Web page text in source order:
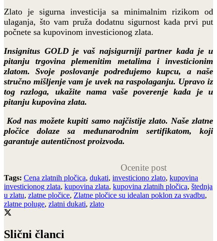
Zlato je sigurna investicija sa minimalnim rizikom od
ulaganja, što vam pruža dodatnu sigurnost kada prvi put
počnete sa kupovinom investicionog zlata.
Insignitus GOLD je vaš najsigurniji partner kada je u
pitanju trgovina plemenitim metalima i investicionim
zlatom. Svoje poslovanje podređujemo kupcu, a naše
stručno mišljenje vam je uvek na raspolaganju. Upravo iz
tog razloga, ukažite nama vaše poverenje kada je u
pitanju kupovina zlata.
Kod nas možete kupiti samo najčistije zlato. Naše zlatne
pločice dolaze sa međunarodnim sertifikatom, koji
garantuje autentičnost proizvoda.
Ocenite post
Tags: Cena zlatnih pločica, dukati, investiciono zlato, kupovina
investicionog zlata, kupovina zlata, kupovina zlatnih pločica, štednja
u zlatu, zlatne pločice, Zlatne pločice su idealan poklon za svadbu,
zlatne poluge, zlatni dukati, zlato
Slični članci